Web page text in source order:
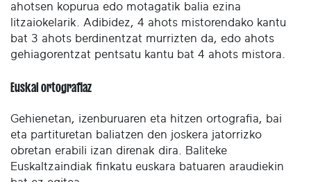
ahotsen kopurua edo motagatik balia ezina
litzaiokelarik. Adibidez, 4 ahots mistorendako kantu
bat 3 ahots berdinentzat murrizten da, edo ahots
gehiagorentzat pentsatu kantu bat 4 ahots mistora.
Euskal ortografiaz
Gehienetan, izenburuaren eta hitzen ortografia, bai
eta partituretan baliatzen den joskera jatorrizko
obretan erabili izan direnak dira. Baliteke
Euskaltzaindiak finkatu euskara batuaren araudiekin